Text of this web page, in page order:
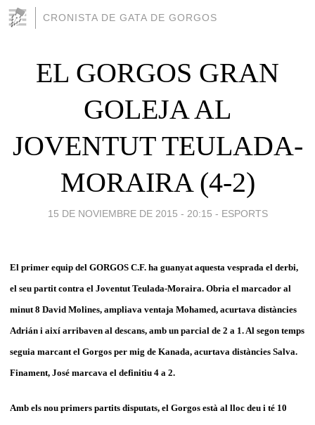
CRONISTA DE GATA DE GORGOS
EL GORGOS GRAN
GOLEJA AL
JOVENTUT TEULADA-
MORAIRA (4-2)
15 DE NOVIEMBRE DE 2015 - 20:15 - ESPORTS
El primer equip del GORGOS C.F. ha guanyat aquesta vesprada el derbi,
el seu partit contra el Joventut Teulada-Moraira. Obria el marcador al
minut 8 David Molines, ampliava ventaja Mohamed, acurtava distàncies
Adrián i així arribaven al descans, amb un parcial de 2 a 1. Al segon temps
seguia marcant el Gorgos per mig de Kanada, acurtava distàncies Salva.
Finament, José marcava el definitiu 4 a 2.
Amb els nou primers partits disputats, el Gorgos està al lloc deu i té 10